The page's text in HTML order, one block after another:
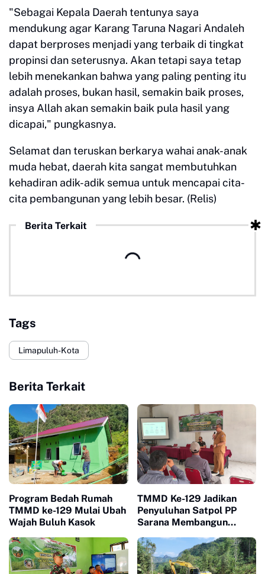
"Sebagai Kepala Daerah tentunya saya
mendukung agar Karang Taruna Nagari Andaleh
dapat berproses menjadi yang terbaik di tingkat
propinsi dan seterusnya. Akan tetapi saya tetap
lebih menekankan bahwa yang paling penting itu
adalah proses, bukan hasil, semakin baik proses,
insya Allah akan semakin baik pula hasil yang
dicapai," pungkasnya.
Selamat dan teruskan berkarya wahai anak-anak
muda hebat, daerah kita sangat membutuhkan
kehadiran adik-adik semua untuk mencapai cita-
cita pembangunan yang lebih besar. (Relis)
Berita Terkait
Tags
Limapuluh-Kota
Berita Terkait
Program Bedah Rumah
TMMD ke-129 Mulai Ubah
Wajah Buluh Kasok
TMMD Ke-129 Jadikan
Penyuluhan Satpol PP
Sarana Membangun
Ketertiban